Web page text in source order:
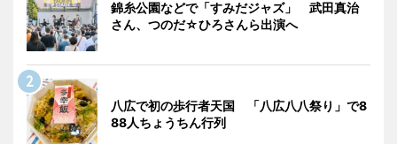
錦糸公園などで「すみだジャズ」 武田真治
さん、つのだ☆ひろさんら出演へ
八広で初の歩行者天国 「八広八八祭り」で8
88人ちょうちん行列